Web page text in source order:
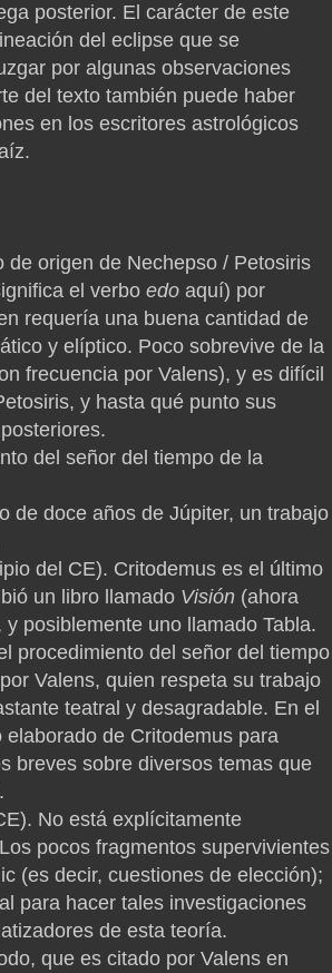
posterior. El carácter de este
del eclipse que se
por algunas observaciones
del texto también puede haber
en los escritores astrológicos
origen de Nechepso / Petosiris
el verbo edo aquí) por
requería una buena cantidad de
y elíptico. Poco sobrevive de la
frecuencia por Valens), y es difícil
y hasta qué punto sus
del señor del tiempo de la
de doce años de Júpiter, un trabajo
del CE). Critodemus es el último
un libro llamado Visión (ahora
posiblemente uno llamado Tabla.
procedimiento del señor del tiempo
Valens, quien respeta su trabajo
teatral y desagradable. En el
de Critodemus para
breves sobre diversos temas que
No está explícitamente
Los pocos fragmentos supervivientes
(es decir, cuestiones de elección);
para hacer tales investigaciones
de esta teoría.
que es citado por Valens en